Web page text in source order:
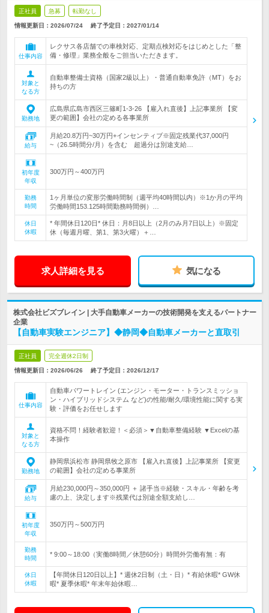
正社員 急募 転勤なし
情報更新日：2026/07/24 終了予定日： 2027/01/14
仕事内容
レクサス各店舗での車検対応、定期点検対応をはじめとした「整
備・修理」業務全般をご担当いただきます。
対象と
なる方
自動車整備士資格（国家2級以上）・普通自動車免許（MT）をお
持ちの方
勤務地
広島県広島市西区三篠町1-3-26 【雇入れ直後】上記事業所 【変
更の範囲】会社の定める各事業所
給与
月給20.8万円~30万円+インセンティブ※固定残業代37,000円
~（26.5時間分/月）を含む 超過分は別途支給…
初年度
年収
300万円～400万円
勤務
時間
1ヶ月単位の変形労働時間制（週平均40時間以内）※1か月の平均
労働時間153.125時間勤務時間例）…
休日
休暇
* 年間休日120日* 休日：月8日以上（2月のみ月7日以上）※固定
休（毎週月曜、第1、第3火曜）＋…
求人詳細を見る 気になる
株式会社ビズブレイン | 大手自動車メーカーの技術開発を支えるパートナー
企業
【自動車実験エンジニア】◆静岡◆自動車メーカーと直取引
正社員 完全週休2日制
情報更新日：2026/06/26 終了予定日： 2026/12/17
仕事内容
自動車パワートレイン (エンジン・モーター・トランスミッショ
ン・ハイブリッドシステム など)の性能/耐久/環境性能に関する実
験・評価をお任せします
対象と
なる方
資格不問！経験者歓迎！＜必須＞▼自動車整備経験 ▼Excelの基
本操作
勤務地
静岡県浜松市 静岡県牧之原市 【雇入れ直後】上記事業所 【変更
の範囲】会社の定める事業所
給与
月給230,000円～350,000円 ＋ 諸手当※経験・スキル・年齢を考
慮の上、決定します※残業代は別途全額支給し…
初年度
年収
350万円～500万円
勤務
時間
* 9:00～18:00（実働8時間／休憩60分）時間外労働有無：有
休日
休暇
【年間休日120日以上】* 週休2日制（土・日）* 有給休暇* GW休
暇* 夏季休暇* 年末年始休暇…